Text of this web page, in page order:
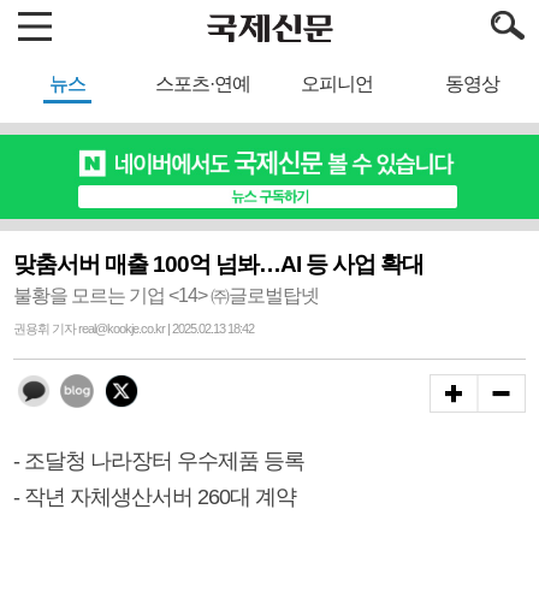
뉴스 스포츠·연예 오피니언 동영상
맞춤서버 매출 100억 넘봐…AI 등 사업 확대
불황을 모르는 기업 <14> ㈜글로벌탑넷
권용휘 기자 real@kookje.co.kr | 2025.02.13 18:42
- 조달청 나라장터 우수제품 등록
- 작년 자체생산서버 260대 계약